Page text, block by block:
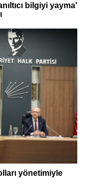
bilgiyi yayma'
yönetimiyle